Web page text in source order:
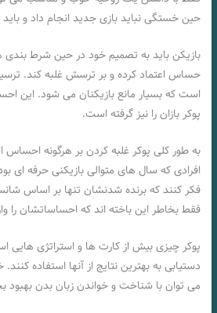
حین خستگی نباید بازی جدید انجام داد و
بازیکن باید به تصمیم خود در حین شرط بندی
حساس اعتماد کرده و بر ترسش غلبه کند.
است که بسیار مانع بازیکنان می شود. این
پوکر بازان را نیز گرفته است.
به طور کلی پوکر غلبه کردن بر هرگونه
افرادی که سال های متوالی بازیکنی حرفه ای
فکر کنند که برنده شدنشان تنها بر اساس
فقط بخاطر این باخته اند که احساساتشان را
پوکر چیزی بیش از کارت ها و استراتژی هایی
دستیابی به بهترین نتایج از آنها استفاده
می توان با شناخت و خواندن زبان بدن بهبود